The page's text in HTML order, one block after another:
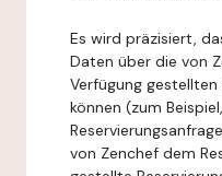
Es wird präzisiert,
Daten über die von
Verfügung
können (zum
von Zenchef dem